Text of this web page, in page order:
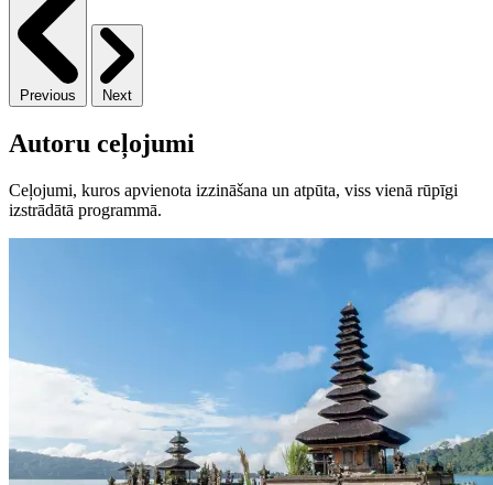
Previous Next
Autoru ceļojumi
Ceļojumi, kuros apvienota izzināšana un atpūta, viss vienā rūpīgi
izstrādātā programmā.